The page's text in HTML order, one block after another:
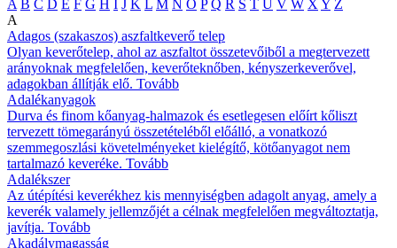
A B C D E F G H I J K L M N O P Q R S T U V W X Y Z
A
Adagos (szakaszos) aszfaltkeverő telep
Olyan keverőtelep, ahol az aszfaltot összetevőiből a megtervezett
arányoknak megfelelően, keverőteknőben, kényszerkeverővel,
adagokban állítják elő. Tovább
Adalékanyagok
Durva és finom kőanyag-halmazok és esetlegesen előírt kőliszt
tervezett tömegarányú összetételéből előálló, a vonatkozó
szemmegoszlási követelményeket kielégítő, kötőanyagot nem
tartalmazó keveréke. Tovább
Adalékszer
Az útépítési keverékhez kis mennyiségben adagolt anyag, amely a
keverék valamely jellemzőjét a célnak megfelelően megváltoztatja,
javítja. Tovább
Akadálymagasság